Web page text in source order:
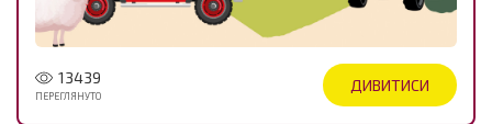
13439
ПЕРЕГЛЯНУТО
ДИВИТИСИ